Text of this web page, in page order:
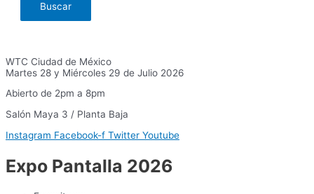
WTC Ciudad de México
Martes 28 y Miércoles 29 de Julio 2026
Abierto de 2pm a 8pm
Salón Maya 3 / Planta Baja
Instagram Facebook-f Twitter Youtube
Expo Pantalla 2026